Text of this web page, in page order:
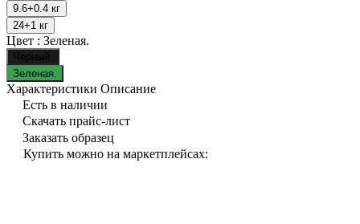
9.6+0.4 кг
24+1 кг
Цвет : Зеленая.
Черный.
Зеленая.
Характеристики Описание
Есть в наличии
Скачать прайс-лист
Заказать образец
Купить можно на маркетплейсах: